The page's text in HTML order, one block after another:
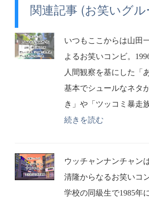
関連記事 (お笑いグル
いつもここからは山田
よるお笑いコンビ。
人間観察を基にした「
基本でシュールなネタ
き」や「ツッコミ暴走
続きを読む
ウッチャンナンチャン
清隆からなるお笑いコ
学校の同級生で1985年